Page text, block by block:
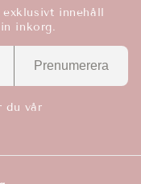
innehåll
inkorg.
Prenumerera
du vår